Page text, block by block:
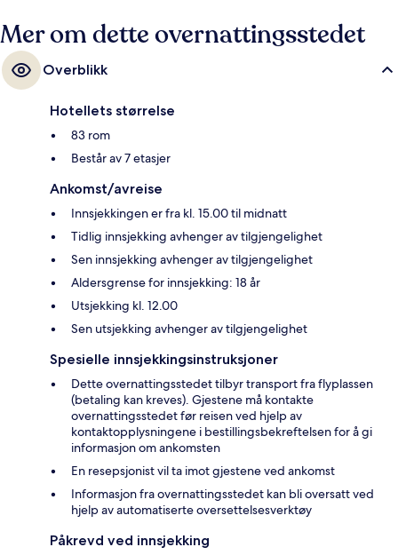
Mer om dette overnattingsstedet
Overblikk
Hotellets størrelse
83 rom
Består av 7 etasjer
Ankomst/avreise
Innsjekkingen er fra kl. 15.00 til midnatt
Tidlig innsjekking avhenger av tilgjengelighet
Sen innsjekking avhenger av tilgjengelighet
Aldersgrense for innsjekking: 18 år
Utsjekking kl. 12.00
Sen utsjekking avhenger av tilgjengelighet
Spesielle innsjekkingsinstruksjoner
Dette overnattingsstedet tilbyr transport fra flyplassen
(betaling kan kreves). Gjestene må kontakte
overnattingsstedet før reisen ved hjelp av
kontaktopplysningene i bestillingsbekreftelsen for å gi
informasjon om ankomsten
En resepsjonist vil ta imot gjestene ved ankomst
Informasjon fra overnattingsstedet kan bli oversatt ved
hjelp av automatiserte oversettelsesverktøy
Påkrevd ved innsjekking